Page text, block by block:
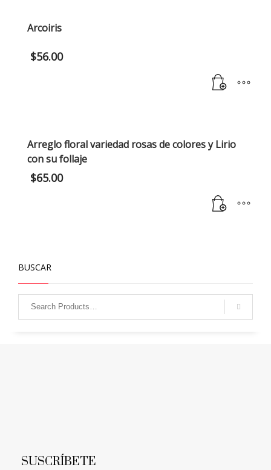
Arcoiris
$56.00
Arreglo floral variedad rosas de colores y Lirio
con su follaje
$65.00
BUSCAR
SUSCRÍBETE